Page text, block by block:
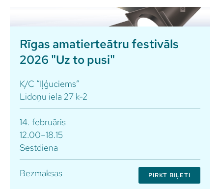
Rīgas amatierteātru festivāls
2026 "Uz to pusi"
K/C “Iļģuciems”
Lidoņu iela 27 k-2
14. februāris
12.00–18.15
Sestdiena
Bezmaksas PIRKT BIĻETI